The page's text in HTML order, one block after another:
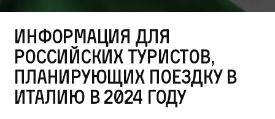
Информация для
российских туристов,
планирующих поездку в
Италию в 2024 году